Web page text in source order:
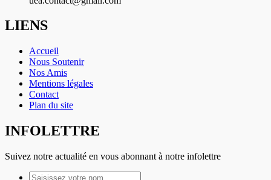
LIENS
Accueil
Nous Soutenir
Nos Amis
Mentions légales
Contact
Plan du site
INFOLETTRE
Suivez notre actualité en vous abonnant à notre infolettre